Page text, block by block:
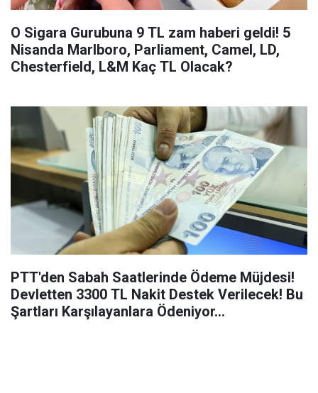
O Sigara Gurubuna 9 TL zam haberi geldi! 5
Nisanda Marlboro, Parliament, Camel, LD,
Chesterfield, L&M Kaç TL Olacak?
PTT'den Sabah Saatlerinde Ödeme Müjdesi!
Devletten 3300 TL Nakit Destek Verilecek! Bu
Şartları Karşılayanlara Ödeniyor…